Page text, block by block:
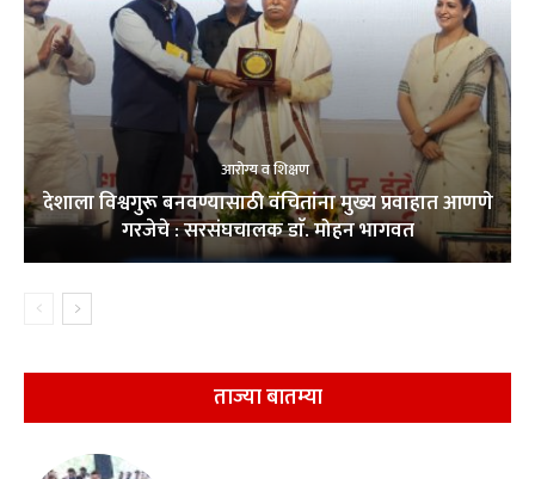
आरोग्य व शिक्षण
देशाला विश्वगुरू बनवण्यासाठी वंचितांना मुख्य प्रवाहात आणणे
गरजेचे : सरसंघचालक डाॅ. मोहन भागवत
ताज्या बातम्या